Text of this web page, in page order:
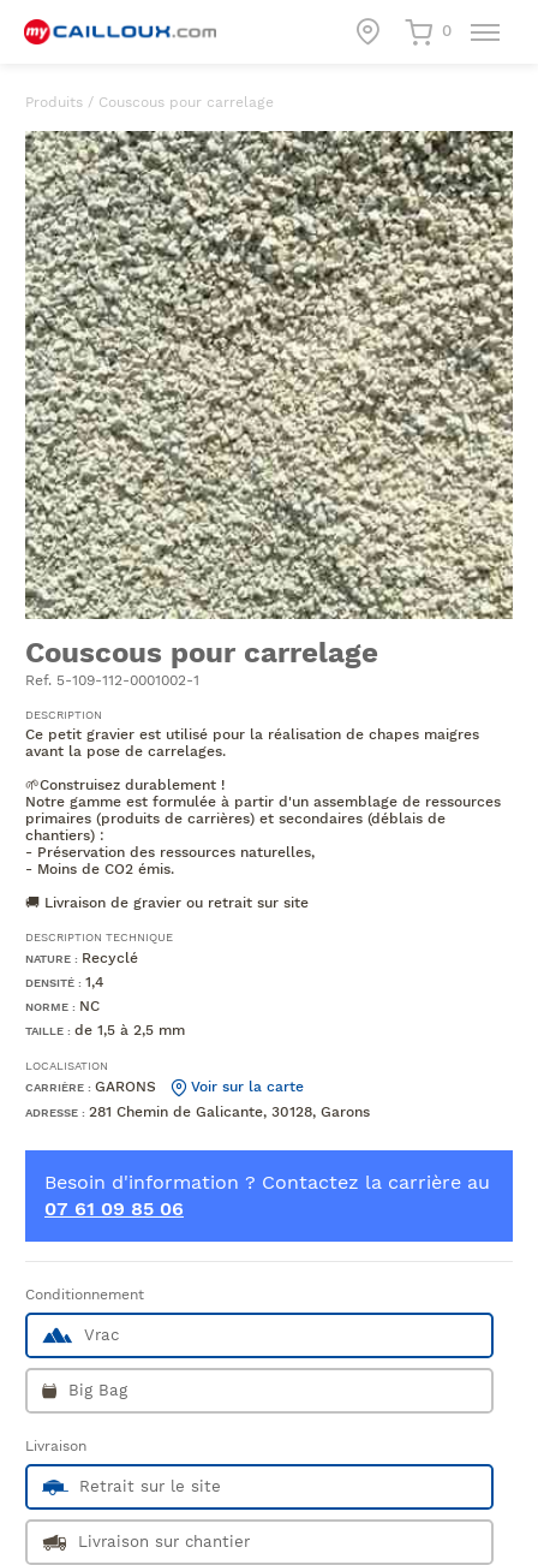
0
Produits / Couscous pour carrelage
Couscous pour carrelage
Ref. 5-109-112-0001002-1
DESCRIPTION
Ce petit gravier est utilisé pour la réalisation de chapes maigres
avant la pose de carrelages.
🌱Construisez durablement !
Notre gamme est formulée à partir d'un assemblage de ressources
primaires (produits de carrières) et secondaires (déblais de
chantiers) :
- Préservation des ressources naturelles,
- Moins de CO2 émis.
🚚 Livraison de gravier ou retrait sur site
DESCRIPTION TECHNIQUE
NATURE : Recyclé
DENSITÉ : 1,4
NORME : NC
TAILLE : de 1,5 à 2,5 mm
LOCALISATION
CARRIÈRE : GARONS Voir sur la carte
ADRESSE : 281 Chemin de Galicante, 30128, Garons
Besoin d'information ? Contactez la carrière au
07 61 09 85 06
Conditionnement
Vrac
Big Bag
Livraison
Retrait sur le site
Livraison sur chantier